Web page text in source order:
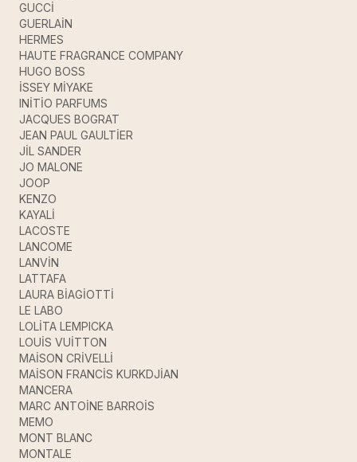
GUCCİ
GUERLAİN
HERMES
HAUTE FRAGRANCE COMPANY
HUGO BOSS
İSSEY MİYAKE
INİTİO PARFUMS
JACQUES BOGRAT
JEAN PAUL GAULTİER
JİL SANDER
JO MALONE
JOOP
KENZO
KAYALİ
LACOSTE
LANCOME
LANVİN
LATTAFA
LAURA BİAGİOTTİ
LE LABO
LOLİTA LEMPICKA
LOUİS VUİTTON
MAİSON CRİVELLİ
MAİSON FRANCİS KURKDJİAN
MANCERA
MARC ANTOİNE BARROİS
MEMO
MONT BLANC
MONTALE